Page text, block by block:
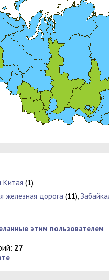
Китая (1).
железная дорога (11),
этим пользователем
27